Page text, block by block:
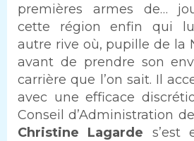
premières armes de…
cette région enfin qui
autre rive où, pupille de la
avant de prendre son
carrière que l’on sait. Il
avec une efficace
Conseil d’Administration
Christine Lagarde s’est